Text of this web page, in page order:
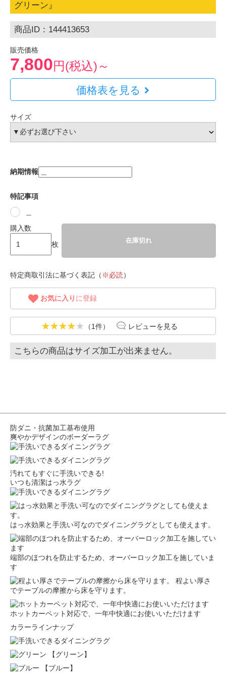
グリーン』
商品ID：144413653
販売価格
7,800円(税込)～
価格表を見る
サイズ
納期情報
特記事項
購入数
枚
在庫切れ
特定商取引法に基づく表記（ ※必読）
お気に入り に登録
（1件） レビューを見る
こちらの商品はサイズ加工が出来ません。
防ダニ・抗菌加工基布使用
爽やかデザインのボーダーラグ
汚れてもすぐに手洗いできる!
いつも清潔はっ水ラグ
はっ水効果と手洗い可なのでダイニングラグとしても使えます。
端部のほつれを防止するため、オーバーロック加工を施していま
す
程よい厚さ
でテーブルの摩擦から床を守ります。
ホットカーペット対応で、一年中快適にお使いいただけます
カラーラインナップ
【グリーン】
【ブルー】